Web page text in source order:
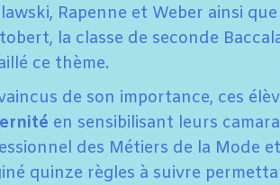
Rapenne et Weber ainsi
la classe de seconde
ce thème.
de son importance, ces
en sensibilisant leurs
des Métiers de la Mode
quinze règles à suivre